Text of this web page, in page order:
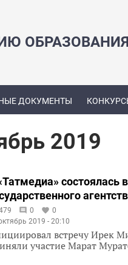
ДОКУМЕНТЫ
2019
состоялась
0
0
2019 - 20:10
встречу Ирек
участие Марат